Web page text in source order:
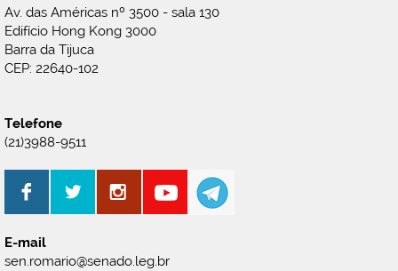
Av. das Américas nº 3500 - sala 130
Edifício Hong Kong 3000
Barra da Tijuca
CEP: 22640-102
Telefone
(21)3988-9511
E-mail
sen.romario@senado.leg.br